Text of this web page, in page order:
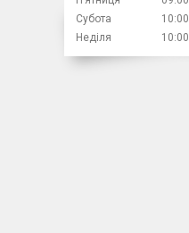
Субота
10:00
Неділя
10:00